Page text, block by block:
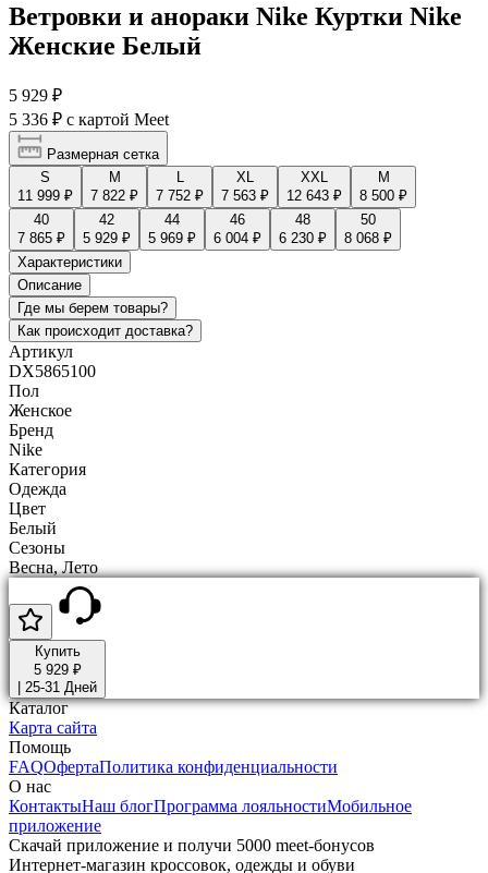
Ветровки и анораки Nike Куртки Nike
Женские Белый
5 929 ₽
5 336 ₽ с картой Meet
Размерная сетка
S
11 999 ₽
M
7 822 ₽
7 752 ₽
XL
7 563 ₽
XXL
12 643 ₽
М
8 500 ₽
40
7 865 ₽
42
5 929 ₽
44
5 969 ₽
46
6 004 ₽
48
6 230 ₽
50
8 068 ₽
Характеристики
Описание
Где мы берем товары?
Как происходит доставка?
Артикул
DX5865100
Пол
Женское
Бренд
Nike
Категория
Одежда
Цвет
Белый
Сезоны
Весна, Лето
Купить
5 929 ₽
25-31 Дней
Каталог
Карта сайта
Помощь
FAQОфертаПолитика конфиденциальности
О нас
КонтактыНаш блогПрограмма лояльностиМобильное
приложение
Скачай приложение и получи 5000 meet-бонусов
Интернет-магазин кроссовок, одежды и обуви